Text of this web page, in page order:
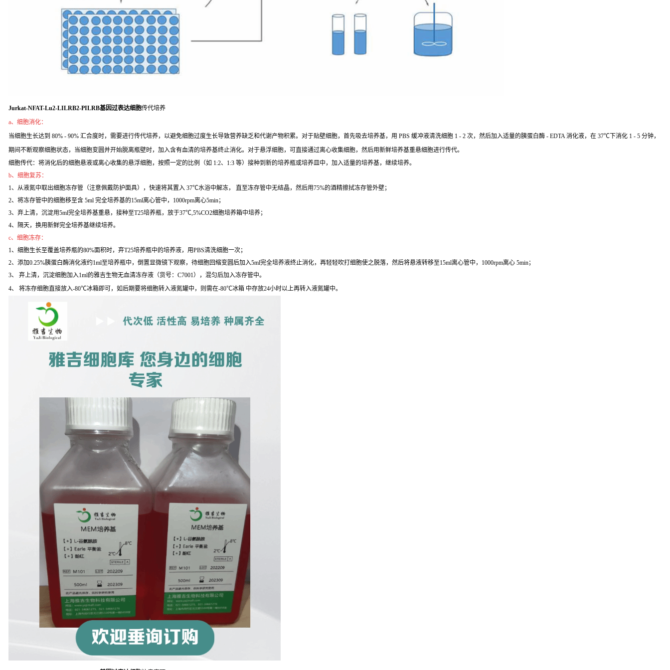
Jurkat-NFAT-Lu2-LILRB2-PILRB基因过表达细胞传代培养
a、细胞消化：
当细胞生长达到 80% - 90% 汇合度时，需要进行传代培养，以避免细胞过度生长导致营养缺乏和代谢产物积累。对于贴壁细胞，首先吸去培养基，用 PBS 缓冲液清洗细胞 1 - 2 次，然后加入适量的胰蛋白酶 - EDTA 消化液，在 37℃下消化 1 - 5 分钟，
期间不断观察细胞状态，当细胞变圆并开始脱离瓶壁时，加入含有血清的培养基终止消化。对于悬浮细胞，可直接通过离心收集细胞，然后用新鲜培养基重悬细胞进行传代。
细胞传代：将消化后的细胞悬液或离心收集的悬浮细胞，按照一定的比例（如 1:2、1:3 等）接种到新的培养瓶或培养皿中，加入适量的培养基，继续培养。
b、细胞复苏：
1、从液氮中取出细胞冻存管（注意佩戴防护面具），快速将其置入 37℃水浴中解冻， 直至冻存管中无结晶，然后用75%的酒精擦拭冻存管外壁；
2、将冻存管中的细胞移至含 5ml 完全培养基的15ml离心管中，1000rpm离心5min；
3、弃上清，沉淀用5ml完全培养基重悬，接种至T25培养瓶，放于37℃,5%CO2细胞培养箱中培养；
4、隔天，换用新鲜完全培养基继续培养。
c、细胞冻存：
1、细胞生长至覆盖培养瓶的80%面积时，弃T25培养瓶中的培养液，用PBS清洗细胞一次；
2、添加0.25%胰蛋白酶消化液约1ml至培养瓶中，倒置显微镜下观察，待细胞回缩变圆后加入5ml完全培养液终止消化，再轻轻吹打细胞使之脱落，然后将悬液转移至15ml离心管中，1000rpm离心 5min；
3、 弃上清，沉淀细胞加入1ml的雅吉生物无血清冻存液（货号：C7001），混匀后加入冻存管中。
4、 将冻存细胞直接放入-80℃冰箱即可，如后期要将细胞转入液氮罐中，则需在-80℃冰箱 中存放24小时以上再转入液氮罐中。